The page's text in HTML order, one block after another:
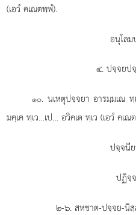
(เอวํ คเณตพฺพํ).
อนุโล
๔. ปจฺจยป
๑๐. นเหตุปจฺจยา อารมฺมเณ ทฺ
มคฺเค ทฺเว…เป… อวิคเต ทฺเว (เอวํ คเณ
ปจฺจนี
ปฏิจฺ
๒-๖. สหชาต-ปจฺจย-นิสฺ